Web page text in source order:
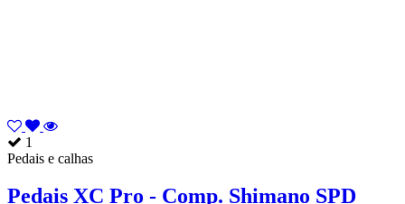
1
Pedais e calhas
Pedais XC Pro - Comp. Shimano SPD